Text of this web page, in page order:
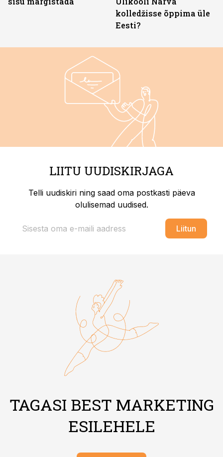
kolledžisse õppima üle
Eesti?
LIITU UUDISKIRJAGA
Telli uudiskiri ning saad oma postkasti päeva
olulisemad uudised.
Liitun
TAGASI BEST MARKETING
ESILEHELE